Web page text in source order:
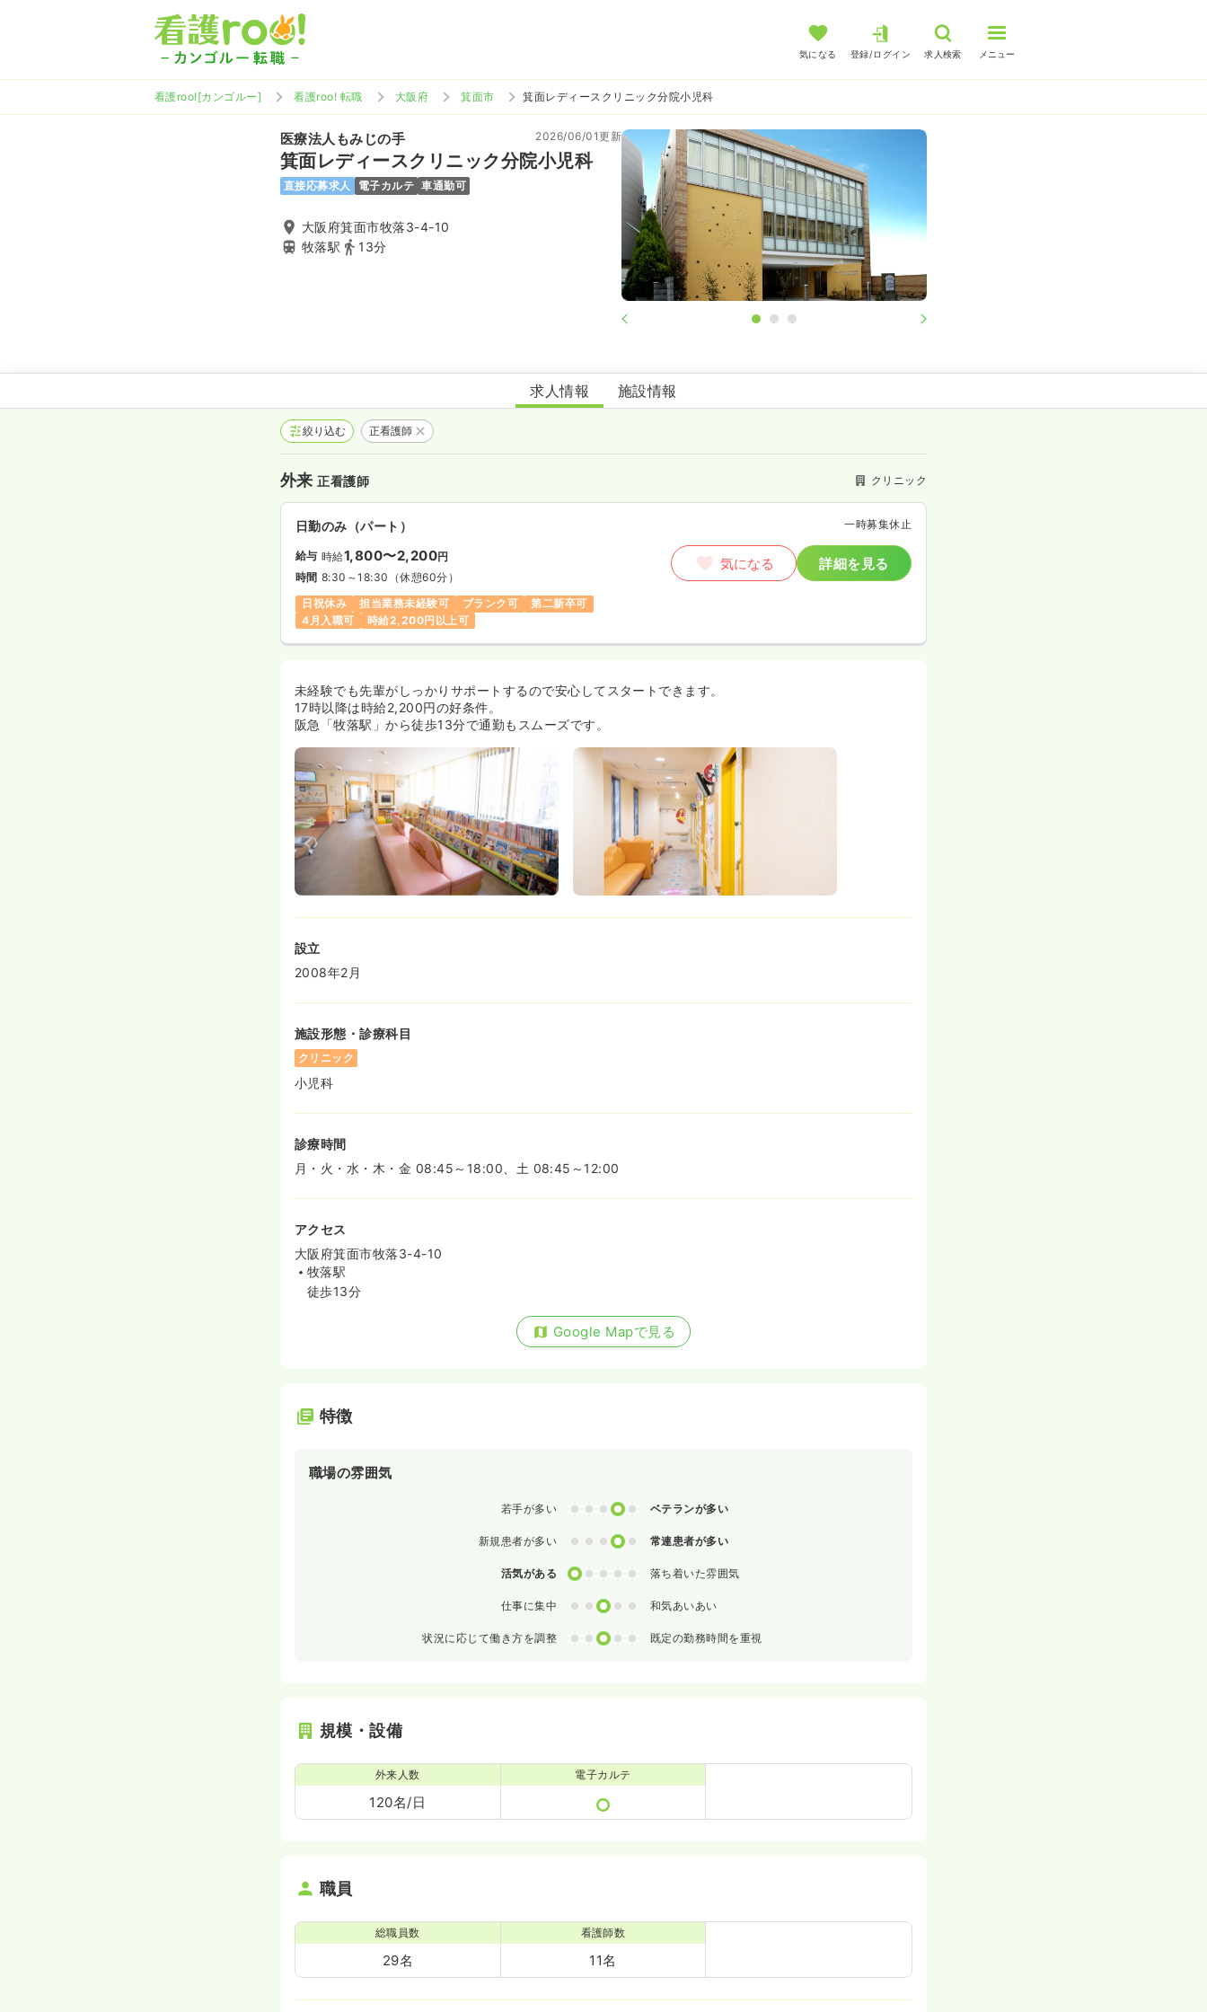
気になる 登録/ログイン 求人検索 メニュー
看護roo![カンゴルー] 看護roo! 転職 大阪府 箕面市 箕面レディースクリニック分院小児科
医療法人もみじの手
箕面レディースクリニック分院小児科
2026/06/01更新
直接応募求人 電子カルテ 車通勤可
大阪府箕面市牧落3-4-10
牧落駅
13分
箕面レディースクリニック分院小児科
求人情報 施設情報
絞り込む 正看護師
外来正看護師 クリニック
日勤のみ（パート） 一時募集休止
給与 時給1,800〜2,200円
時間 8:30～18:30 （休憩60分）
日祝休み
担当業務未経験可 ブランク可
第二新卒可
4月入職可
時給2,200円以上可
気になる 詳細を見る
未経験でも先輩がしっかりサポートするので安心してスタートできます。
17時以降は時給2,200円の好条件。
阪急「牧落駅」から徒歩13分で通勤もスムーズです。
設立
2008年2月
施設形態・診療科目
クリニック
小児科
診療時間
月・火・水・木・金 08:45～18:00、土 08:45～12:00
アクセス
大阪府箕面市牧落3-4-10
牧落駅
徒歩13分
Google Mapで見る
特徴
職場の雰囲気
若手が多い 0 1 2 3 4 ベテランが多い
新規患者が多い 0 1 2 3 4 常連患者が多い
活気がある 0 1 2 3 4 落ち着いた雰囲気
仕事に集中 0 1 2 3 4 和気あいあい
状況に応じて働き方を調整 0 1 2 3 4 既定の勤務時間を重視
規模・設備
外来人数
120名/日
電子カルテ
職員
総職員数
29名
看護師数
11名